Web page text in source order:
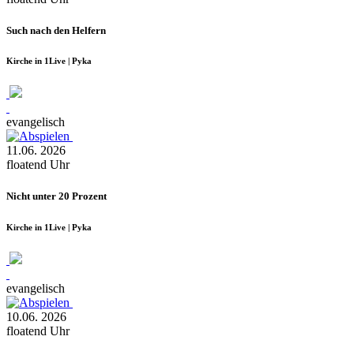
Such nach den Helfern
Kirche in 1Live | Pyka
evangelisch
11.06. 2026
floatend Uhr
Nicht unter 20 Prozent
Kirche in 1Live | Pyka
evangelisch
10.06. 2026
floatend Uhr